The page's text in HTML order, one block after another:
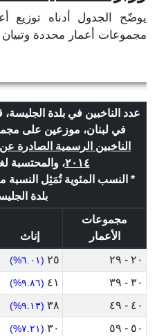
يوضّح الجدول أدناه توزيع
مجموعات أعمار محددة وتبيان
عدد الناخبين في بلدة
في لبنان، موزعين على
الناخبين الرسمية الصادرة عن
٢٠١٤، والمحتسبة
* النسب المئوية تُمَثِل النسبة
بلدة الجليسة
مجموعات
الأعمار
إناث
٢٠ - ٢٩
٢٥ (٦.٠١%)
٣٠ - ٣٩ ٤١ (٩.٨٦%)
٤٠ - ٤٩ ٣٨ (٩.١٣%)
٥٠ - ٥٩ ٣٠ (٧.٢١%)